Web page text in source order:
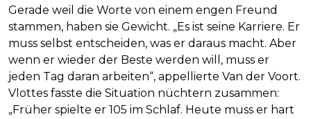
Gerade weil die Worte von einem engen Freund
stammen, haben sie Gewicht. „Es ist seine Karriere. Er
muss selbst entscheiden, was er daraus macht. Aber
wenn er wieder der Beste werden will, muss er
jeden Tag daran arbeiten“, appellierte Van der Voort.
Vlottes fasste die Situation nüchtern zusammen:
„Früher spielte er 105 im Schlaf. Heute muss er hart